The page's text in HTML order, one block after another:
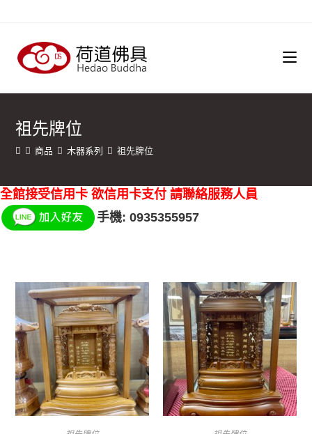
祖先牌位
商品 木器系列 祖先牌位
全館接受信用卡 欲信用卡支付 請聯絡服務人員
手機: 0935355957